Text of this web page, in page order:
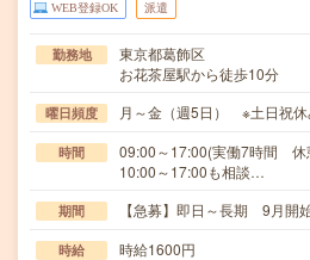
WEB登録OK 派遣
勤務地
東京都葛飾区
お花茶屋駅から徒歩10分
曜日頻度 月～金（週5日） ※土日祝休
時間
09:00～17:00(実働7時間 休
10:00～17:00も相談…
期間 【急募】即日～長期 9月開
時給 時給1600円